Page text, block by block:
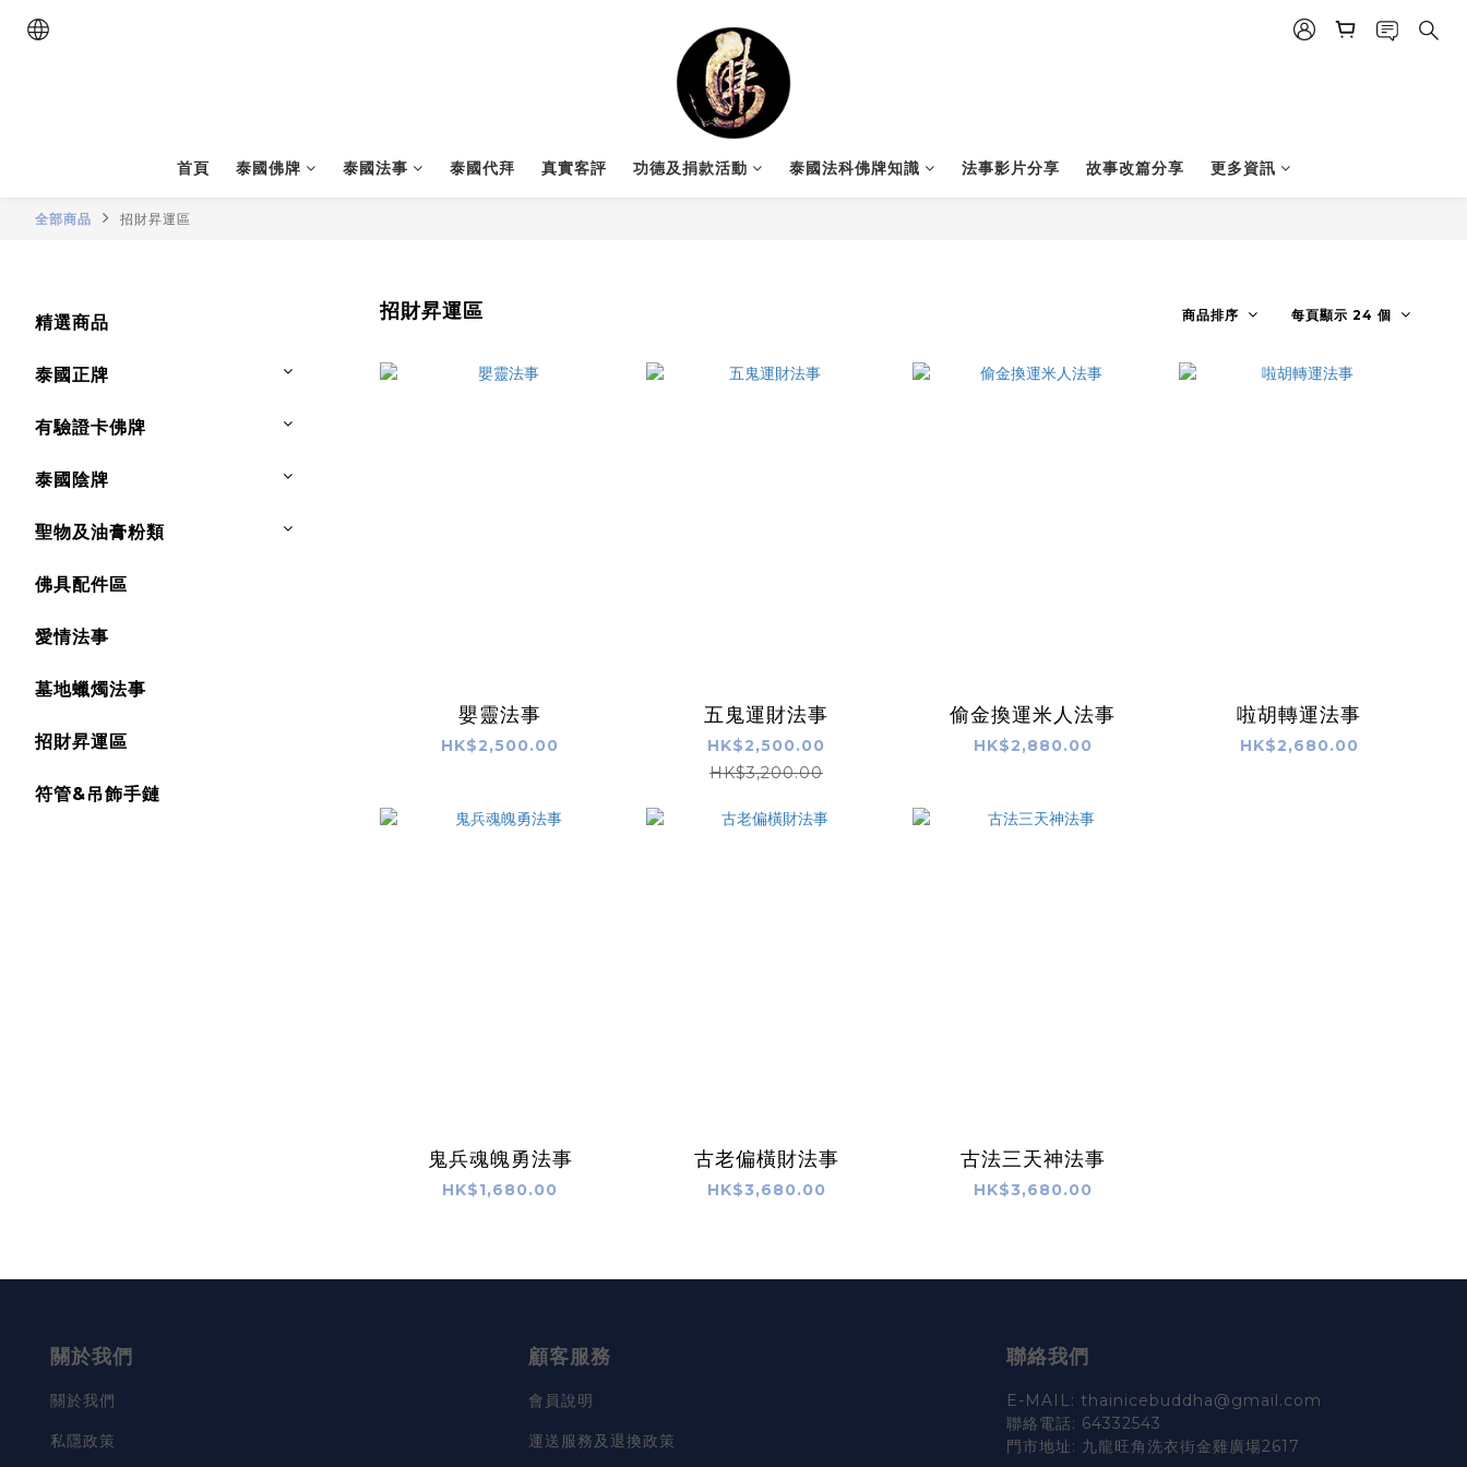
首頁 泰國佛牌 泰國法事 泰國代拜 真實客評 功德及捐款活動 泰國法科佛牌知識 法事影片分享 故事改篇分享 更多資訊
全部商品 招財昇運區
精選商品
泰國正牌
有驗證卡佛牌
泰國陰牌
聖物及油膏粉類
佛具配件區
愛情法事
墓地蠟燭法事
招財昇運區
符管&吊飾手鏈
招財昇運區 商品排序 每頁顯示 24 個
嬰靈法事
HK$2,500.00
五鬼運財法事
HK$2,500.00
HK$3,200.00
偷金換運米人法事
HK$2,880.00
啦胡轉運法事
HK$2,680.00
鬼兵魂魄勇法事
HK$1,680.00
古老偏橫財法事
HK$3,680.00
古法三天神法事
HK$3,680.00
關於我們
關於我們
私隱政策
顧客服務
會員說明
運送服務及退換政策
聯絡我們
E-MAIL: thainicebuddha@gmail.com
聯絡電話: 64332543
門市地址: 九龍旺角洗衣街金雞廣場2617